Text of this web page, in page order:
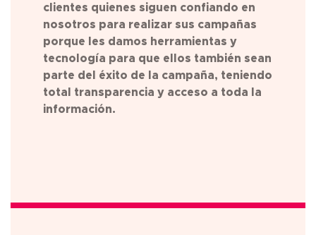
clientes quienes siguen confiando en
nosotros para realizar sus campañas
porque les damos herramientas y
tecnología para que ellos también sean
parte del éxito de la campaña, teniendo
total transparencia y acceso a toda la
información.